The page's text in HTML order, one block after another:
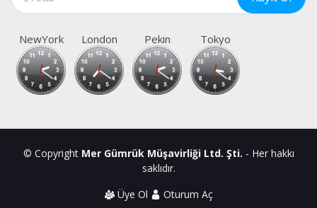
NewYork London Pekin Tokyo
© Copyright Mer Gümrük Müşavirliği Ltd. Şti. - Her hakkı
saklıdır.
Üye Ol
Oturum Aç